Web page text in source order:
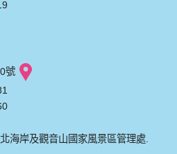
號
海岸及觀音山國家風景區管理處.